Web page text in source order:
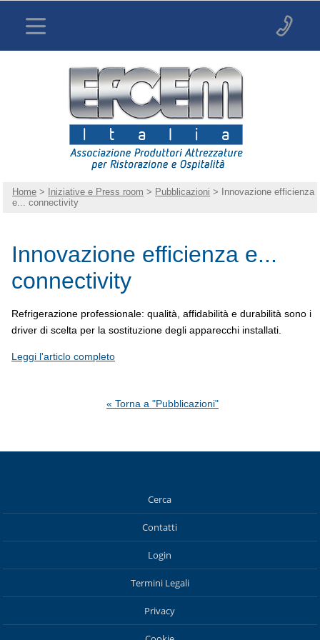
Home > Iniziative e Press room > Pubblicazioni > Innovazione efficienza
e... connectivity
Innovazione efficienza e...
connectivity
Refrigerazione professionale: qualità, affidabilità e durabilità sono i
driver di scelta per la sostituzione degli apparecchi installati.
Leggi l'articlo completo
« Torna a "Pubblicazioni"
Cerca
Contatti
Login
Termini Legali
Privacy